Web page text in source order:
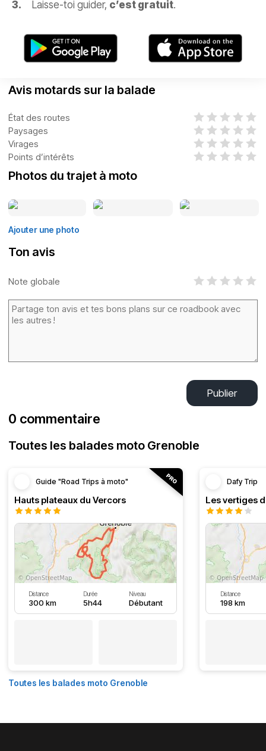
Laisse-toi guider, c’est gratuit.
Avis motards sur la balade
État des routes
Paysages
Virages
Points d’intérêts
Photos du trajet à moto
Ajouter une photo
Ton avis
Note globale
Publier
0 commentaire
Toutes les balades moto Grenoble
Guide "Road Trips à moto"
Hauts plateaux du Vercors
Distance
300 km
Durée
5h44
Niveau
Débutant
Dafy Trip
Les vertiges
Distance
198 km
Toutes les balades moto Grenoble